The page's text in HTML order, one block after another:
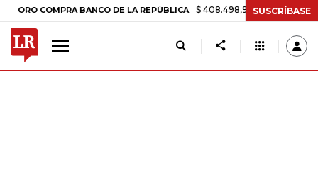
BANCO DE LA REPÚBLICA $ 408.498,97 +$ 8.753,81 +2,19%
SUSCRÍBASE